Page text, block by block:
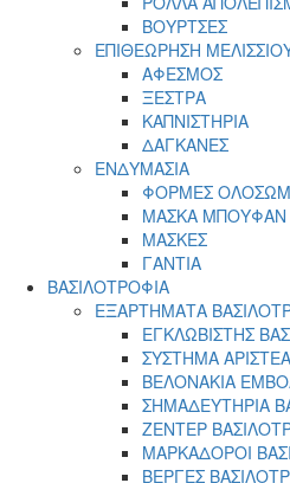
ΒΟΥΡΤΣΕΣ
ΕΠΙΘΕΩΡΗΣΗ
ΑΦΕΣΜΟΣ
ΞΕΣΤΡΑ
ΚΑΠΝΙΣΤΗΡΙΑ
ΔΑΓΚΑΝΕΣ
ΕΝΔΥΜΑΣΙΑ
ΦΟΡΜΕΣ
ΜΑΣΚΑ ΜΠΟΥΦΑΝ
ΜΑΣΚΕΣ
ΓΑΝΤΙΑ
ΒΑΣΙΛΟΤΡΟΦΙΑ
ΕΞΑΡΤΗΜΑΤΑ
ΕΓΚΛΩΒΙΣΤΗΣ
ΣΥΣΤΗΜΑ
ΒΕΛΟΝΑΚΙΑ
ΣΗΜΑΔΕΥΤΗΡΙΑ
ΖΕΝΤΕΡ
ΜΑΡΚΑΔΟΡΟΙ
ΒΕΡΓΕΣ